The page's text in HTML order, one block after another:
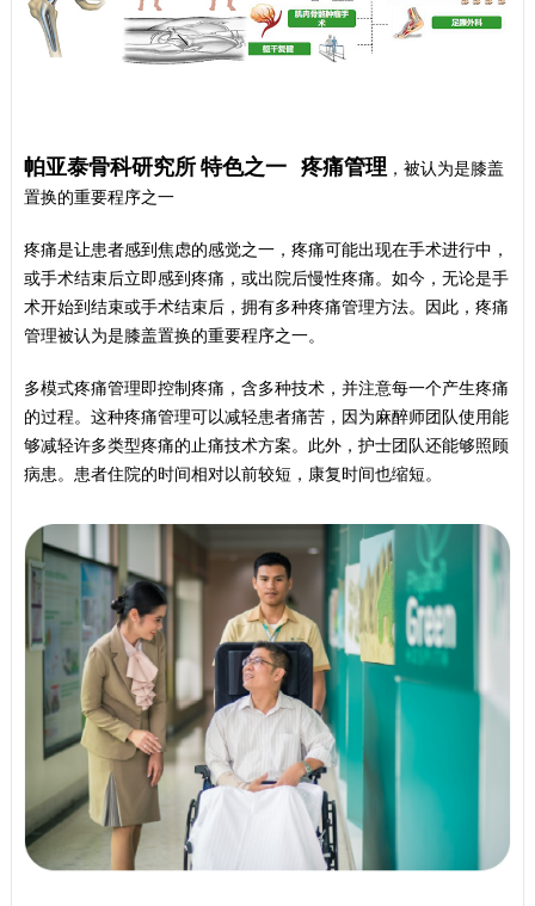
帕亚泰骨科研究所 特色之一 疼痛管理 ，被认为是膝盖
置换的重要程序之一
疼痛是让患者感到焦虑的感觉之一，疼痛可能出现在手术进行中，
或手术结束后立即感到疼痛，或出院后慢性疼痛。如今，无论是手
术开始到结束或手术结束后，拥有多种疼痛管理方法。因此，疼痛
管理被认为是膝盖置换的重要程序之一。
多模式疼痛管理即控制疼痛，含多种技术，并注意每一个产生疼痛
的过程。这种疼痛管理可以减轻患者痛苦，因为麻醉师团队使用能
够减轻许多类型疼痛的止痛技术方案。此外，护士团队还能够照顾
病患。患者住院的时间相对以前较短，康复时间也缩短。